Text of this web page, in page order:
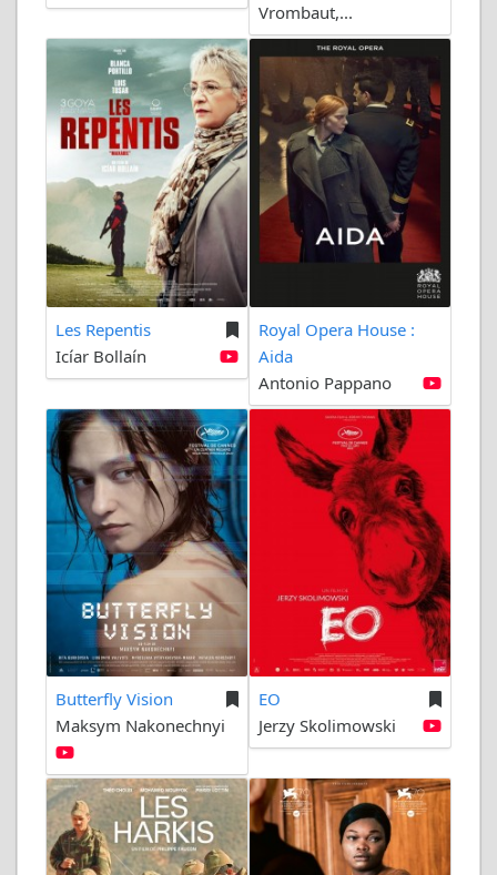
Vrombaut,...
Les Repentis
Icíar Bollaín
Royal Opera House :
Aida
Antonio Pappano
Butterfly Vision
Maksym Nakonechnyi
EO
Jerzy Skolimowski